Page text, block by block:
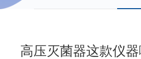
高压灭菌器这款仪